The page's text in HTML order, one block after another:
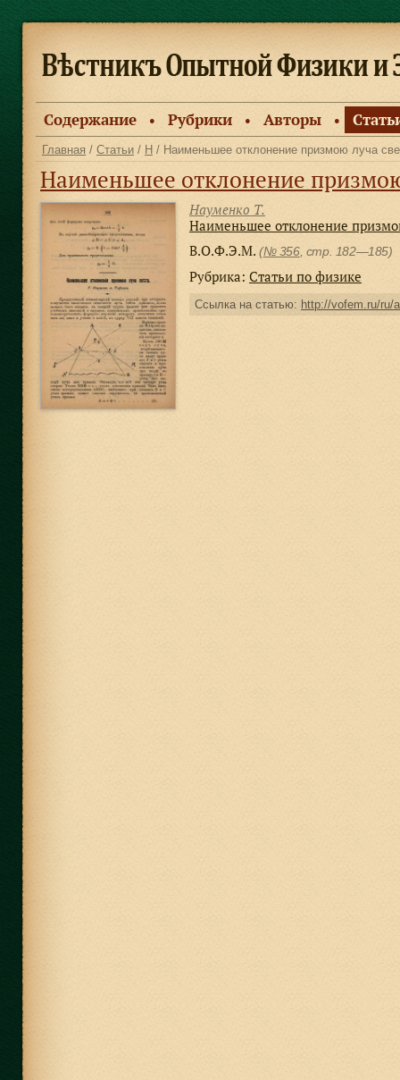
Содержание ● Рубрики ● Авторы ●
Главная / Статьи / Н / Наименьшее отклонение призмою луча
Наименьшее отклонение
Науменко Т.
Наименьшее отклонение
В.О.Ф.Э.М. (№ 356, стр. 182—185)
Рубрика: Статьи по физике
Ссылка на статью: http://vofem.ru/ru/